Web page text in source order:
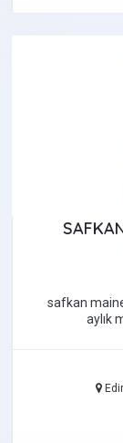
safkan maine
aylık